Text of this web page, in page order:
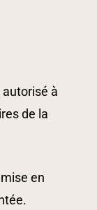
à
de la
en